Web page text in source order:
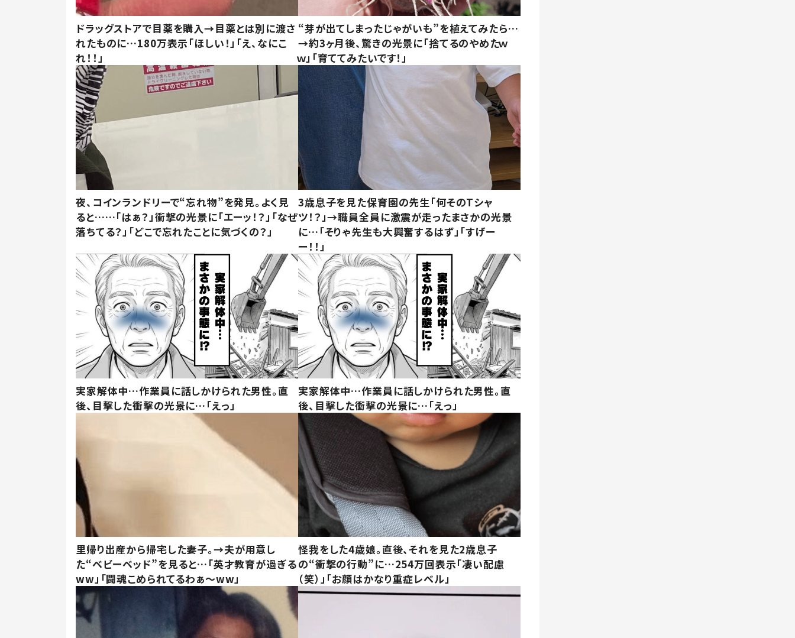
ドラッグストアで目薬を購入→目薬とは別に渡さ
れたものに…180万表示「ほしい！」「え、なにこ
れ！！」
“芽が出てしまったじゃがいも”を植えてみたら…
→約3ヶ月後、驚きの光景に「捨てるのやめたｗ
ｗ」「育ててみたいです！」
夜、コインランドリーで“忘れ物”を発見。よく見
ると……「はぁ？」衝撃の光景に「エーッ！？」「なぜ
落ちてる？」「どこで忘れたことに気づくの？」
3歳息子を見た保育園の先生「何そのTシャ
ツ！？」→職員全員に激震が走ったまさかの光景
に…「そりゃ先生も大興奮するはず」「すげー
ー！！」
実家解体中…作業員に話しかけられた男性。直
後、目撃した衝撃の光景に…「えっ」
実家解体中…作業員に話しかけられた男性。直
後、目撃した衝撃の光景に…「えっ」
里帰り出産から帰宅した妻子。→夫が用意し
た“ベビーベッド”を見ると…「英才教育が過ぎる
ww」「闘魂こめられてるわぁ～ww」
怪我をした4歳娘。直後、それを見た2歳息子
の“衝撃の行動”に…254万回表示「凄い配慮
（笑）」「お顔はかなり重症レベル」